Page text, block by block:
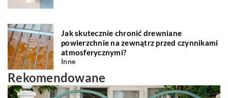
Jak skutecznie chronić drewniane
powierzchnie na zewnątrz przed czynnikami
atmosferycznymi?
Inne
Rekomendowane